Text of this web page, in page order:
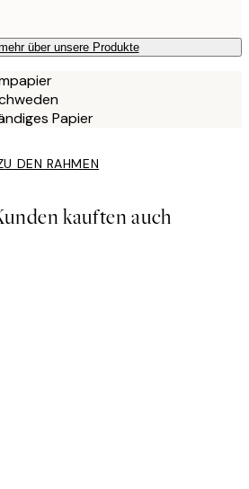
über unsere Produkte
Papier
DEN RAHMEN
kauften auch